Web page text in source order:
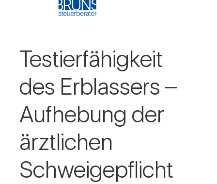
Tes­tier­fä­hig­keit
des Erb­las­sers –
Auf­he­bung der
ärzt­li­chen
Schwei­ge­pflicht